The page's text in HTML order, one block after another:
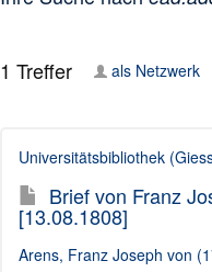
1 Treffer als Netzwerk
Universitätsbibliothek
Brief von Franz
[13.08.1808]
Arens, Franz Joseph von